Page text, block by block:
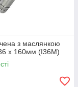
з маслянкою
x 160мм (I36M)